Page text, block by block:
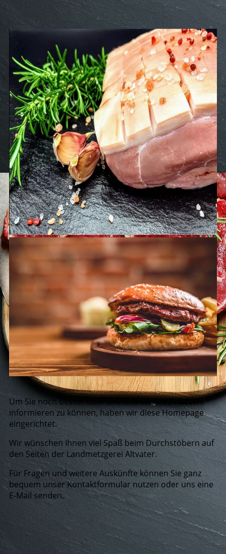
Um Sie noch besser über uns und unsere Produkte
informieren zu können, haben wir diese Homepage
eingerichtet.
Wir wünschen Ihnen viel Spaß beim Durchstöbern auf
den Seiten der Landmetzgerei Altvater.
Für Fragen und weitere Auskünfte können Sie ganz
bequem unser Kontaktformular nutzen oder uns eine
E-Mail senden.